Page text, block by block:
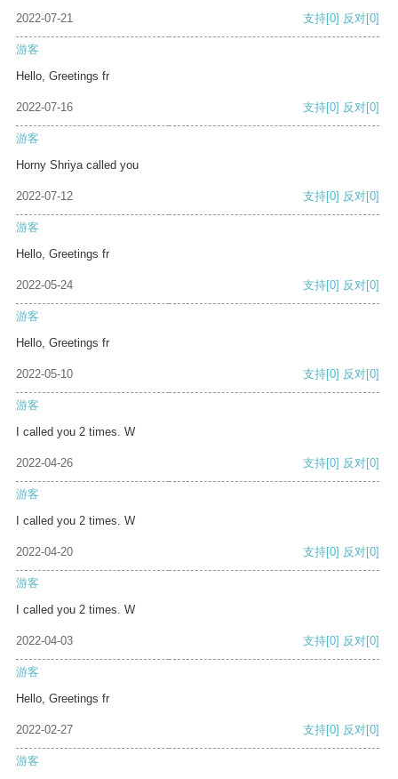
2022-07-21 支持[0] 反对[0]
游客
Hello, Greetings fr
2022-07-16 支持[0] 反对[0]
游客
Horny Shriya called you
2022-07-12 支持[0] 反对[0]
游客
Hello, Greetings fr
2022-05-24 支持[0] 反对[0]
游客
Hello, Greetings fr
2022-05-10 支持[0] 反对[0]
游客
I called you 2 times. W
2022-04-26 支持[0] 反对[0]
游客
I called you 2 times. W
2022-04-20 支持[0] 反对[0]
游客
I called you 2 times. W
2022-04-03 支持[0] 反对[0]
游客
Hello, Greetings fr
2022-02-27 支持[0] 反对[0]
游客